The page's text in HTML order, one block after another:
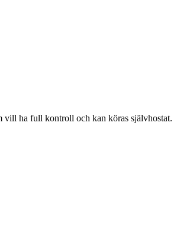
vill ha full kontroll och kan köras självhostat.